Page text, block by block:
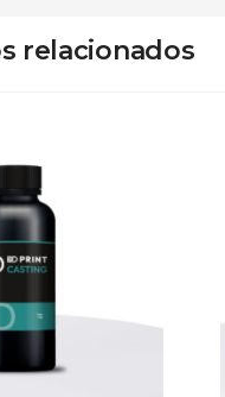
relacionados